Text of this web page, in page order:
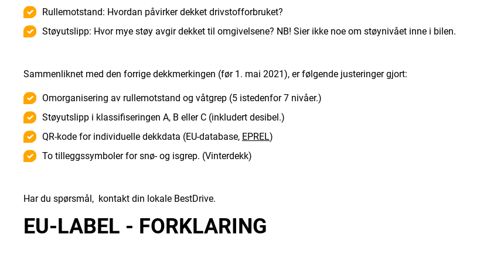
Rullemotstand: Hvordan påvirker dekket drivstofforbruket?
Støyutslipp: Hvor mye støy avgir dekket til omgivelsene? NB! Sier ikke noe om støynivået inne i bilen.
Sammenliknet med den forrige dekkmerkingen (før 1. mai 2021), er følgende justeringer gjort:
Omorganisering av rullemotstand og våtgrep (5 istedenfor 7 nivåer.)
Støyutslipp i klassifiseringen A, B eller C (inkludert desibel.)
QR-kode for individuelle dekkdata (EU-database, EPREL)
To tilleggssymboler for snø- og isgrep. (Vinterdekk)
Har du spørsmål, kontakt din lokale BestDrive.
EU-LABEL - FORKLARING